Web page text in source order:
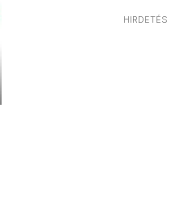
HIRDETÉS